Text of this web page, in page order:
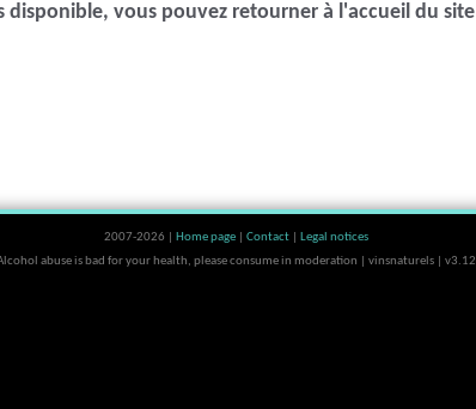
disponible, vous pouvez retourner à l'accueil du site
2007-2026 | Home page Contact
Legal notices
abuse is bad for your health, please consume in moderation | vinsnaturels | v3.12